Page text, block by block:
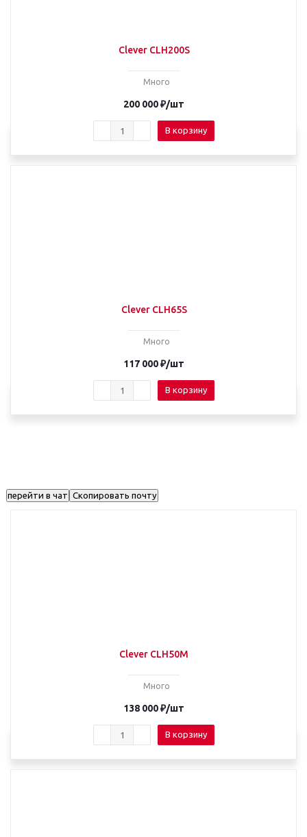
Clever CLH200S
Много
200 000₽/шт
В корзину
Clever CLH65S
Много
117 000₽/шт
В корзину
перейти в чат Скопировать почту
Clever CLH50M
Много
138 000₽/шт
В корзину